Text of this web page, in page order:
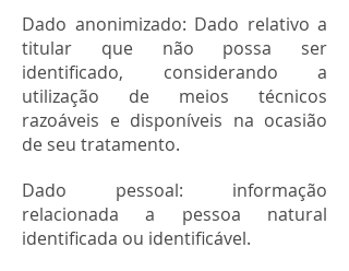
Dado anonimizado: Dado relativo a
titular que não possa ser
identificado, considerando a
utilização de meios técnicos
razoáveis e disponíveis na ocasião
de seu tratamento.
Dado pessoal: informação
relacionada a pessoa natural
identificada ou identificável.